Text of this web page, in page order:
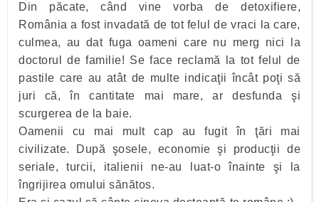
Din păcate, când vine vorba de detoxifiere,
România a fost invadată de tot felul de vraci la care,
culmea, au dat fuga oameni care nu merg nici la
doctorul de familie! Se face reclamă la tot felul de
pastile care au atât de multe indicaţii încât poţi să
juri că, în cantitate mai mare, ar desfunda şi
scurgerea de la baie.
Oamenii cu mai mult cap au fugit în ţări mai
civilizate. După şosele, economie şi producţii de
seriale, turcii, italienii ne-au luat-o înainte şi la
îngrijirea omului sănătos.